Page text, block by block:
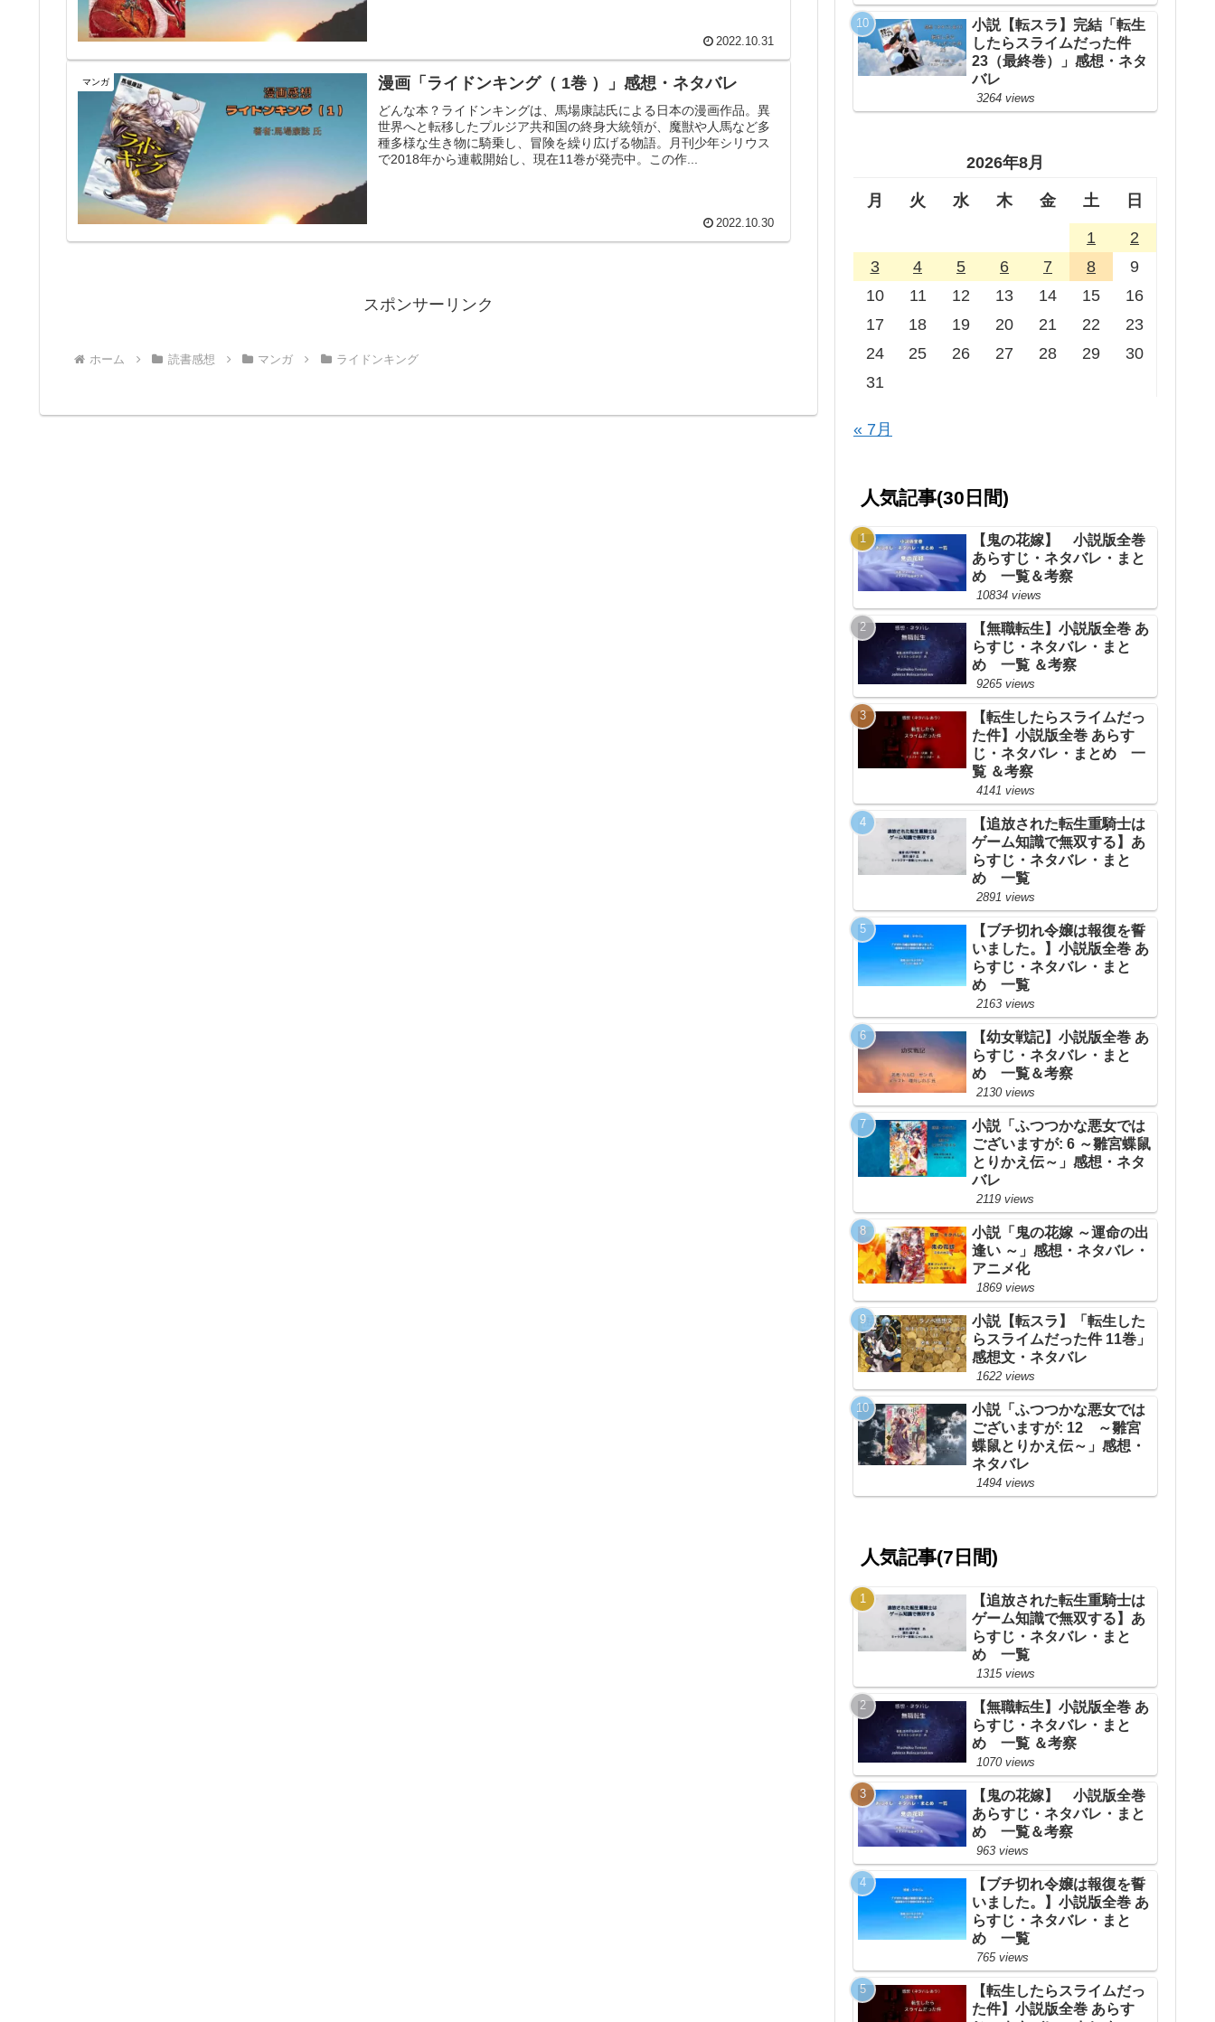
2022.10.31
マンガ 漫画「ライドンキング（ 1巻 ）」感想・ネタバレ
どんな本？ライドンキングは、馬場康誌氏による日本の漫画作品。異
世界へと転移したプルジア共和国の終身大統領が、魔獣や人馬など多
種多様な生き物に騎乗し、冒険を繰り広げる物語。月刊少年シリウス
で2018年から連載開始し、現在11巻が発売中。この作...
2022.10.30
スポンサーリンク
ホーム 読書感想 マンガ ライドンキング
小説【転スラ】完結「転生
したらスライムだった件
23（最終巻）」感想・ネタ
バレ
3264 views
2026年8月
月 火 水 木 金 土 日
1
2
3
4 5 6 7 8
9
10
11 12 13 14 15
16
17
18 19 20 21 22
23
24
25 26 27 28 29
30
31
« 7月
人気記事(30日間)
【鬼の花嫁】 小説版全巻
あらすじ・ネタバレ・まと
め 一覧＆考察
10834 views
【無職転生】小説版全巻 あ
らすじ・ネタバレ・まと
め 一覧 ＆考察
9265 views
【転生したらスライムだっ
た件】小説版全巻 あらす
じ・ネタバレ・まとめ 一
覧 ＆考察
4141 views
【追放された転生重騎士は
ゲーム知識で無双する】あ
らすじ・ネタバレ・まと
め 一覧
2891 views
【ブチ切れ令嬢は報復を誓
いました。】小説版全巻 あ
らすじ・ネタバレ・まと
め 一覧
2163 views
【幼女戦記】小説版全巻 あ
らすじ・ネタバレ・まと
め 一覧＆考察
2130 views
小説「ふつつかな悪女では
ございますが: 6 ～雛宮蝶鼠
とりかえ伝～」感想・ネタ
バレ
2119 views
小説「鬼の花嫁 ～運命の出
逢い ～」感想・ネタバレ・
アニメ化
1869 views
小説【転スラ】「転生した
らスライムだった件 11巻」
感想文・ネタバレ
1622 views
小説「ふつつかな悪女では
ございますが: 12 ～雛宮
蝶鼠とりかえ伝～」感想・
ネタバレ
1494 views
人気記事(7日間)
【追放された転生重騎士は
ゲーム知識で無双する】あ
らすじ・ネタバレ・まと
め 一覧
1315 views
【無職転生】小説版全巻 あ
らすじ・ネタバレ・まと
め 一覧 ＆考察
1070 views
【鬼の花嫁】 小説版全巻
あらすじ・ネタバレ・まと
め 一覧＆考察
963 views
【ブチ切れ令嬢は報復を誓
いました。】小説版全巻 あ
らすじ・ネタバレ・まと
め 一覧
765 views
【転生したらスライムだっ
た件】小説版全巻 あらす